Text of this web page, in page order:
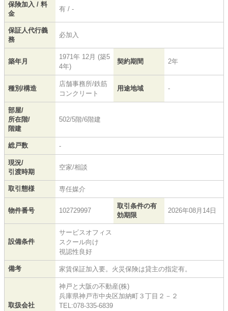
保険加入 / 料
金
有 / -
保証人代行義
務
必加入
築年月
1971年 12月 (築5
4年)
契約期間 2年
種別/構造
店舗事務所/鉄筋
コンクリート
用途地域 -
部屋/
所在階/
階建
502/5階/6階建
総戸数 -
現況/
引渡時期
空家/相談
取引態様 専任媒介
物件番号 102729997
取引条件の有
効期限
2026年08月14日
設備条件
サービスオフィス
スクール向け
視認性良好
備考 家賃保証加入要。火災保険は貸主の指定有。
取扱会社
神戸と大阪の不動産(株)
兵庫県神戸市中央区加納町３丁目２－２
TEL:078-335-6839